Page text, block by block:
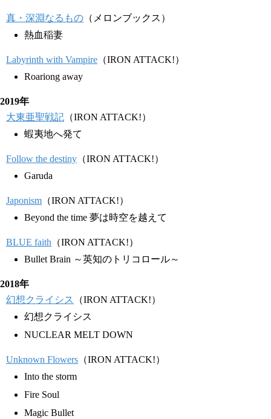
真・深淵なるもの （メロンブックス）
熱血稲妻
Labyrinth with Vampire （IRON ATTACK!）
Roariong away
2019年
大東亜聖戦記 （IRON ATTACK!）
蝦夷地へ発て
Follow the destiny （IRON ATTACK!）
Garuda
Japonism （IRON ATTACK!）
Beyond the time 夢は時空を越えて
BLUE faith （IRON ATTACK!）
Bullet Brain ～英知のトリコロール～
2018年
幻想クライシス
（IRON ATTACK!）
幻想クライシス
NUCLEAR MELT DOWN
Unknown Flowers （IRON ATTACK!）
Into the storm
Fire Soul
Magic Bullet